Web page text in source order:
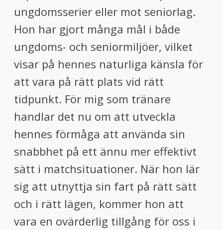
ungdomsserier eller mot seniorlag.
Hon har gjort många mål i både
ungdoms- och seniormiljöer, vilket
visar på hennes naturliga känsla för
att vara på rätt plats vid rätt
tidpunkt. För mig som tränare
handlar det nu om att utveckla
hennes förmåga att använda sin
snabbhet på ett ännu mer effektivt
sätt i matchsituationer. När hon lär
sig att utnyttja sin fart på rätt sätt
och i rätt lägen, kommer hon att
vara en ovärderlig tillgång för oss i